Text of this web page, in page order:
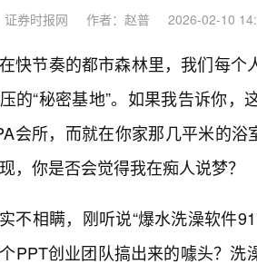
证券时报网 作者：赵普 2026-02-10
在快节奏的都市森林里，我们每个
的“秘密基地”。如果我告诉你
会所，而就在你家那几平米的
，你是否会觉得我在痴人说梦？
实不相瞒，刚听说“爆水洗澡软件
PPT创业团队搞出来的噱头？